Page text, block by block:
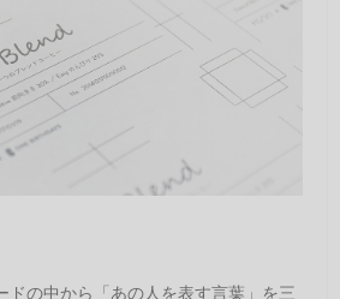
ドの中から「あの人を表す言葉」を三